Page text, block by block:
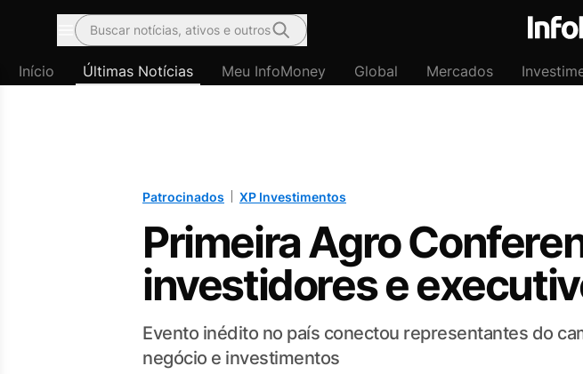
Menu
Buscar notícias, ativos e outros
Início Últimas Notícias Meu InfoMoney Global Mercados
Patrocinados XP Investimentos
Primeira Agro
investidores e
Evento inédito no país conectou representantes do
negócio e investimentos